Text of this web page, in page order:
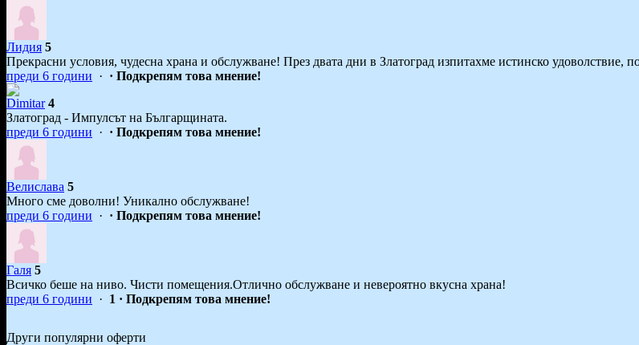
Лидия 5
Прекрасни условия, чудесна храна и обслужване! През двата дни в Златоград изпитахме истинско
преди 6 години · · Подкрепям това мнение!
Dimitar 4
Златоград - Импулсът на Българщината.
преди 6 години · · Подкрепям това мнение!
Велислава 5
Много сме доволни! Уникално обслужване!
преди 6 години · · Подкрепям това мнение!
Галя 5
Всичко беше на ниво. Чисти помещения.Отлично обслужване и невероятно вкусна храна!
преди 6 години · 1 · Подкрепям това мнение!
Други популярни оферти